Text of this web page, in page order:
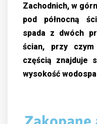
Zachodnich, w
pod północną
spada z dwóch
ścian, przy
częścią znajduje
wysokość